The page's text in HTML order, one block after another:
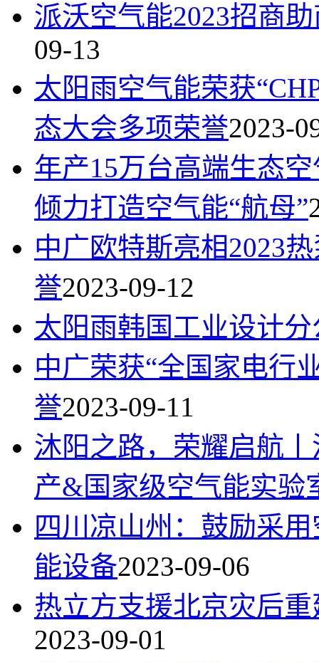
派沃空气能2023招商
09-13
太阳雨空气能荣获
态大会多项荣誉2023-
年产15万台高端生态
倾力打造空气能“航母”
中广欧特斯亮相2023
誉2023-09-12
太阳雨韩国工业设计
中广荣获“全国家电行
誉2023-09-11
沐阳之路，荣耀启航
产&国家级空气能实验
四川凉山州：鼓励采
能设备2023-09-06
热立方支援北京灾后
2023-09-01